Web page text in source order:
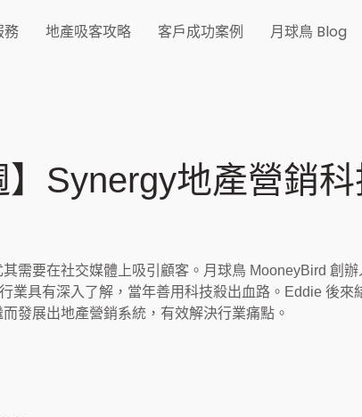
務 地產吸客攻略 客戶成功案例 月球鳥 Blog
】Synergy地產營銷
需要在社交媒體上吸引顧客。月球鳥 MooneyBird 創辦
業具有深入了解，當年善用科技殺出血路。Eddie 後來
發展出地產營銷系統，有效解決行業痛點。